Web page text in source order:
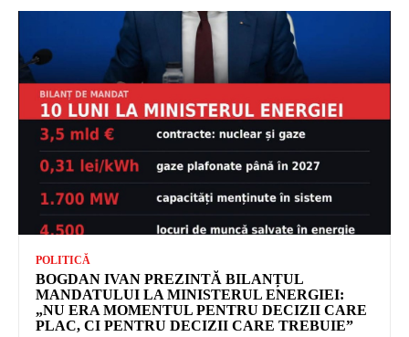
POLITICĂ
BOGDAN IVAN PREZINTĂ BILANȚUL
MANDATULUI LA MINISTERUL ENERGIEI:
„NU ERA MOMENTUL PENTRU DECIZII CARE
PLAC, CI PENTRU DECIZII CARE TREBUIE”